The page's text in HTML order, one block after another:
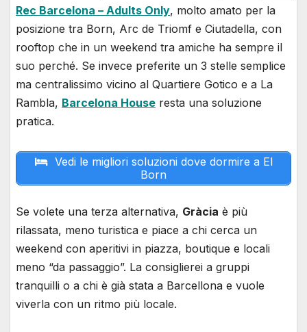
Rec Barcelona – Adults Only, molto amato per la
posizione tra Born, Arc de Triomf e Ciutadella, con
rooftop che in un weekend tra amiche ha sempre il
suo perché. Se invece preferite un 3 stelle semplice
ma centralissimo vicino al Quartiere Gotico e a La
Rambla, Barcelona House resta una soluzione
pratica.
Vedi le migliori soluzioni dove dormire a El
Born
Se volete una terza alternativa, Gràcia è più
rilassata, meno turistica e piace a chi cerca un
weekend con aperitivi in piazza, boutique e locali
meno “da passaggio”. La consiglierei a gruppi
tranquilli o a chi è già stata a Barcellona e vuole
viverla con un ritmo più locale.